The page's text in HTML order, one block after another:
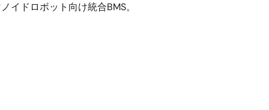
イドロボット向け統合BMS。